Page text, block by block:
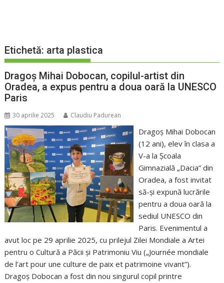
Etichetă: arta plastica
Dragoș Mihai Dobocan, copilul-artist din
Oradea, a expus pentru a doua oară la UNESCO
Paris​
30 aprilie 2025 Claudiu Padurean
Dragoș Mihai Dobocan
(12 ani), elev în clasa a
V-a la Școala
Gimnazială „Dacia” din
Oradea, a fost invitat
să-și expună lucrările
pentru a doua oară la
sediul UNESCO din
Paris. Evenimentul a
avut loc pe 29 aprilie 2025, cu prilejul Zilei Mondiale a Artei
pentru o Cultură a Păcii și Patrimoniu Viu („Journée mondiale
de l’art pour une culture de paix et patrimoine vivant”). ​
Dragoș Dobocan a fost din nou singurul copil printre